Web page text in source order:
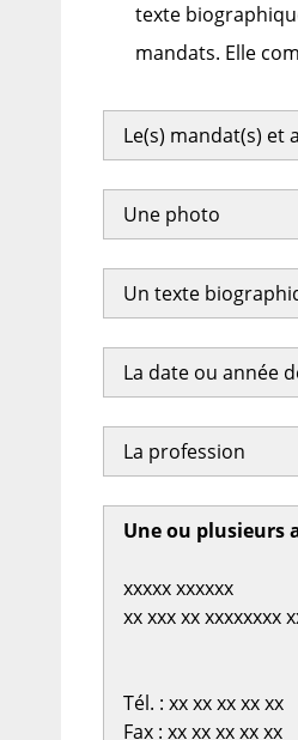
texte
mandats. Elle
Le(s) mandat(s) et
Une photo
Un texte
La date ou année
La profession
Une ou plusieurs
xxxxx xxxxxx
xx xxx xx xxxxxxxx
Tél. : xx xx xx xx xx
Fax : xx xx xx xx xx